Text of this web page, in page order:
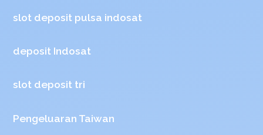
slot deposit pulsa indosat
deposit Indosat
slot deposit tri
Pengeluaran Taiwan